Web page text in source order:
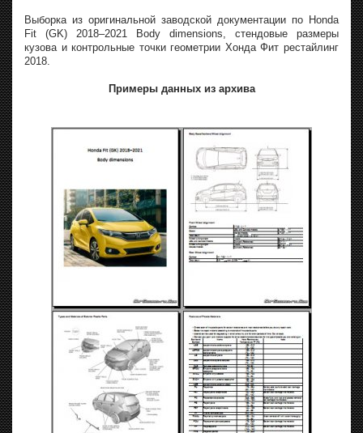
Выборка из оригинальной заводской документации по Honda
Fit (GK) 2018–2021 Body dimensions, стендовые размеры
кузова и контрольные точки геометрии Хонда Фит рестайлинг
2018.
Примеры данных из архива